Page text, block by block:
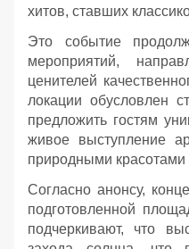
хитов, ставших
Это событие
мероприятий,
ценителей
локации обусловлен
предложить гостям
живое выступление
природными красотами
Согласно анонсу,
подготовленной
подчеркивают, что